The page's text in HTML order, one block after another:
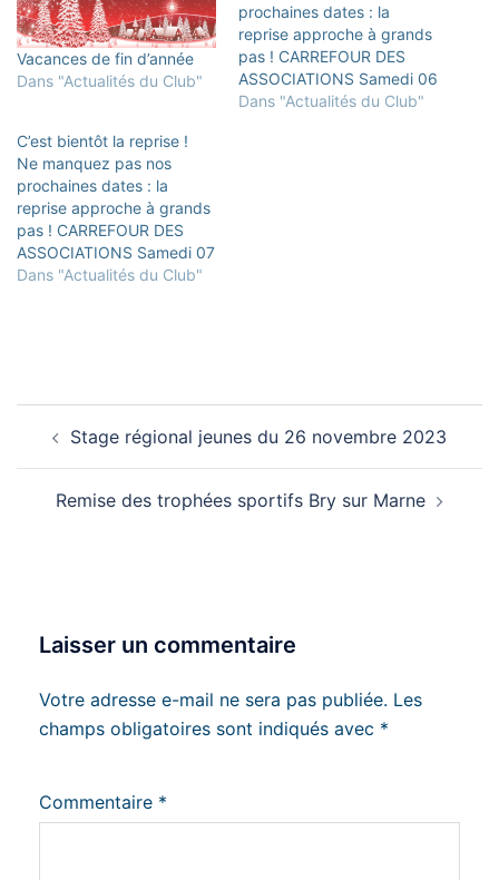
Vacances de fin d’année
Dans "Actualités du Club"
prochaines dates : la
reprise approche à grands
pas ! CARREFOUR DES
ASSOCIATIONS Samedi 06
septembre au
Dans "Actualités du Club"
C’est bientôt la reprise !
Ne manquez pas nos
prochaines dates : la
reprise approche à grands
pas ! CARREFOUR DES
ASSOCIATIONS Samedi 07
septembre au
MARNE / BRY SUR MARNE
ADOS/ADULTES (14 ans et
plus) PERREUX/MARNE
DEBUTANTS (6ème kyu /…
Dans "Actualités du Club"
d’article
Stage régional jeunes du 26 novembre 2023
Remise des trophées sportifs Bry sur Marne
Laisser un commentaire
Votre adresse e-mail ne sera pas publiée. Les
champs obligatoires sont indiqués avec *
Commentaire *